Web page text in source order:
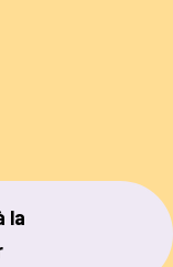
la